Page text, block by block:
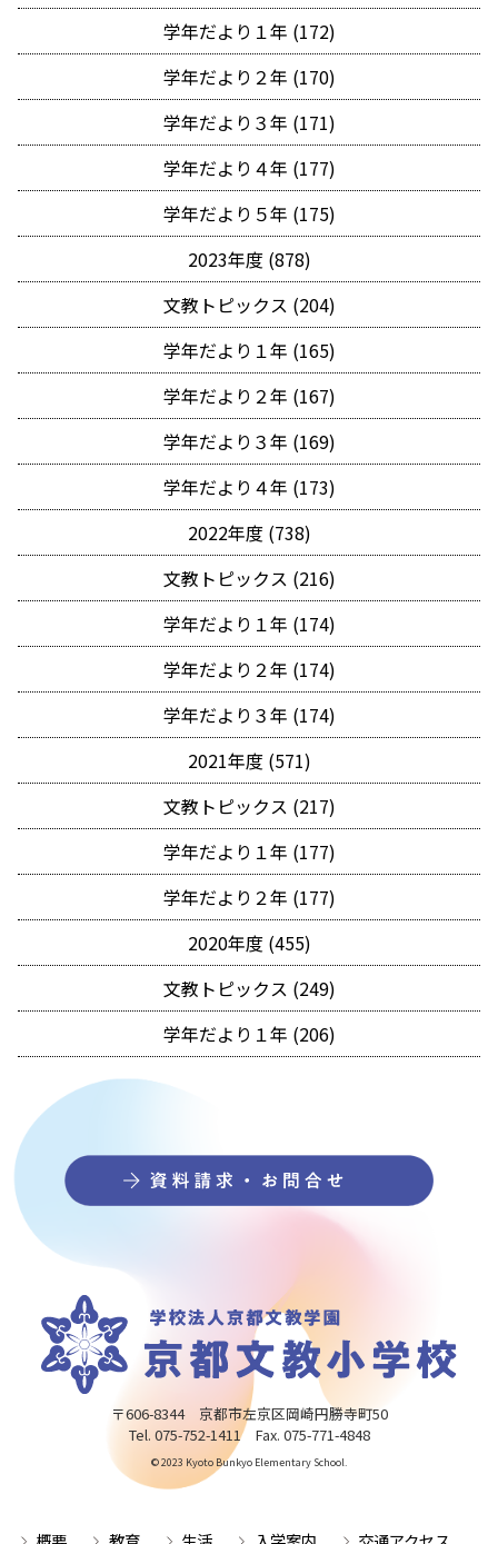
学年だより１年 (172)
学年だより２年 (170)
学年だより３年 (171)
学年だより４年 (177)
学年だより５年 (175)
2023年度 (878)
文教トピックス (204)
学年だより１年 (165)
学年だより２年 (167)
学年だより３年 (169)
学年だより４年 (173)
2022年度 (738)
文教トピックス (216)
学年だより１年 (174)
学年だより２年 (174)
学年だより３年 (174)
2021年度 (571)
文教トピックス (217)
学年だより１年 (177)
学年だより２年 (177)
2020年度 (455)
文教トピックス (249)
学年だより１年 (206)
〒606-8344 京都市左京区岡崎円勝寺町50
Tel. 075-752-1411 Fax. 075-771-4848
© 2023 Kyoto Bunkyo Elementary School.